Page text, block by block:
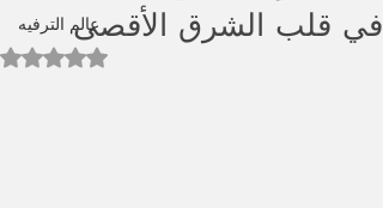
عالم الترفيهفي قلب الشرق الأقصى
Rated NaN out of 5 stars.